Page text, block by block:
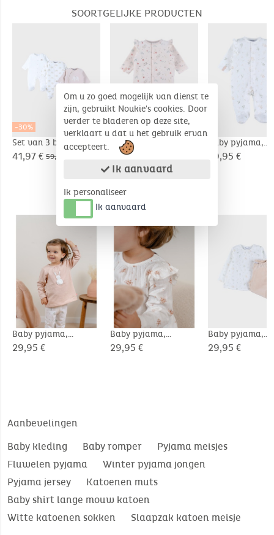
SOORTGELIJKE PRODUCTEN
-30%
Set van 3 baby
pyjama’s, jersey
41,97 € 59,95 €
Baby pyjama,
bedrukt velours
29,95 €
Baby pyjama,
pointelle
29,95 €
COMPLEMENTAIRE PRODUCTEN
Baby pyjama,
fantasie katoen
29,95 €
Baby pyjama,
fantasie katoen
29,95 €
Baby pyjama,
bedrukt velours
29,95 €
Aanbevelingen
Baby kleding
Baby romper
Pyjama meisjes
Fluwelen pyjama
Winter pyjama jongen
Pyjama jersey
Katoenen muts
Baby shirt lange mouw katoen
Witte katoenen sokken
Slaapzak katoen meisje
Om u zo goed mogelijk van dienst te
zijn, gebruikt Noukie's cookies. Door
verder te bladeren op deze site,
verklaart u dat u het gebruik ervan
accepteert.
Ik aanvaard
Ik personaliseer
Ik aanvaard